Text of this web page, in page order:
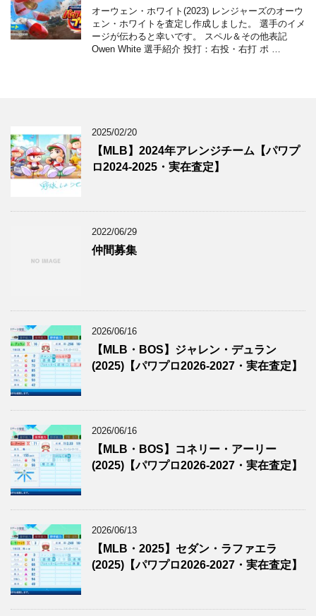
オーウェン・ホワイト(2023) レンジャーズのオーウ
ェン・ホワイトを査定し作成しました。 選手のイメ
ージが伝わると幸いです。 スペル＆その他表記
Owen White 選手紹介 投打：右投・右打 ポ …
2025/02/20
【MLB】2024年アレンジチーム【パワプ
ロ2024-2025・実在査定】
2022/06/29
仲間募集
2026/06/16
【MLB・BOS】ジャレン・デュラン
(2025)【パワプロ2026-2027・実在査定】
2026/06/16
【MLB・BOS】コネリー・アーリー
(2025)【パワプロ2026-2027・実在査定】
2026/06/13
【MLB・2025】セダン・ラファエラ
(2025)【パワプロ2026-2027・実在査定】